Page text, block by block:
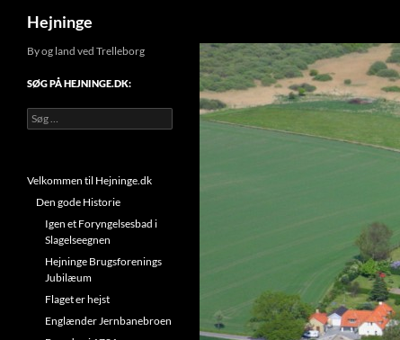
Hejninge
By og land ved Trelleborg
SØG PÅ HEJNINGE.DK:
Søg
efter:
Velkommen til Hejninge.dk
Den gode Historie
Igen et Foryngelsesbad i
Slagelseegnen
Hejninge Brugsforenings
Jubilæum
Flaget er hejst
Englænder Jernbanebroen